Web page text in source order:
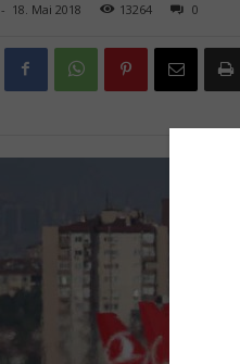
- 18. Mai 2018 13264 0